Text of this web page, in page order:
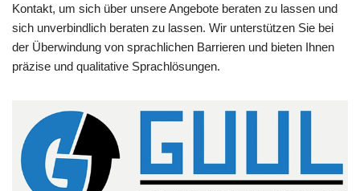
Kontakt, um sich über unsere Angebote beraten zu lassen und
sich unverbindlich beraten zu lassen. Wir unterstützen Sie bei
der Überwindung von sprachlichen Barrieren und bieten Ihnen
präzise und qualitative Sprachlösungen.